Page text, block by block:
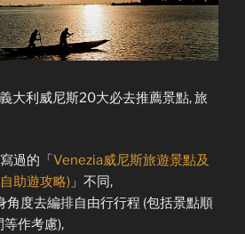
大利威尼斯20大必去推薦景點, 旅
過的「 Venezia威尼斯旅遊景點及
助遊攻略) 」不同,
角度去編排自由行行程 (包括景點順
等作考慮),